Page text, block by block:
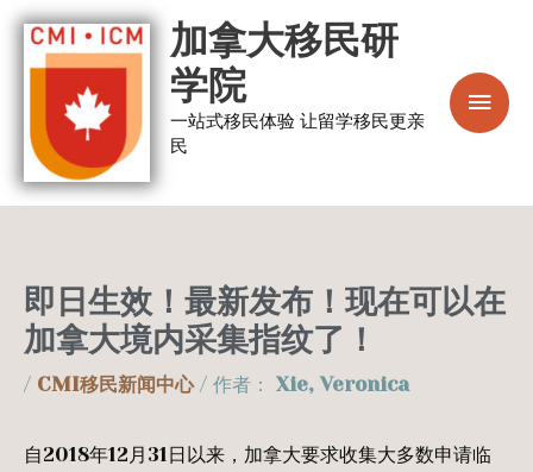
跳
加拿大移民研
学院
一站式移民体验 让留学移民更亲
民
菜
单
即日生效！最新发布！现在可以在
加拿大境内采集指纹了！
/ CMI移民新闻中心/ 作者： Xie, Veronica
自2018年12月31日以来，加拿大要求收集大多数申请临